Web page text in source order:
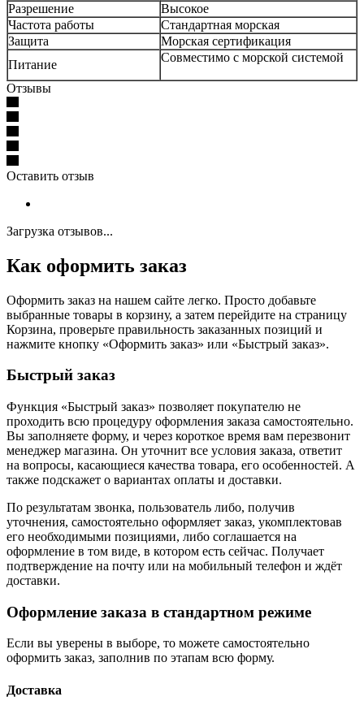
Разрешение
Высокое
Частота работы
Стандартная морская
Защита
Морская сертификация
Питание
Совместимо с морской системой
Отзывы
Оставить отзыв
Загрузка отзывов...
Как оформить заказ
Оформить заказ на нашем сайте легко. Просто добавьте
выбранные товары в корзину, а затем перейдите на страницу
Корзина, проверьте правильность заказанных позиций и
нажмите кнопку «Оформить заказ» или «Быстрый заказ».
Быстрый заказ
Функция «Быстрый заказ» позволяет покупателю не
проходить всю процедуру оформления заказа самостоятельно.
Вы заполняете форму, и через короткое время вам перезвонит
менеджер магазина. Он уточнит все условия заказа, ответит
на вопросы, касающиеся качества товара, его особенностей. А
также подскажет о вариантах оплаты и доставки.
По результатам звонка, пользователь либо, получив
уточнения, самостоятельно оформляет заказ, укомплектовав
его необходимыми позициями, либо соглашается на
оформление в том виде, в котором есть сейчас. Получает
подтверждение на почту или на мобильный телефон и ждёт
доставки.
Оформление заказа в стандартном режиме
Если вы уверены в выборе, то можете самостоятельно
оформить заказ, заполнив по этапам всю форму.
Доставка